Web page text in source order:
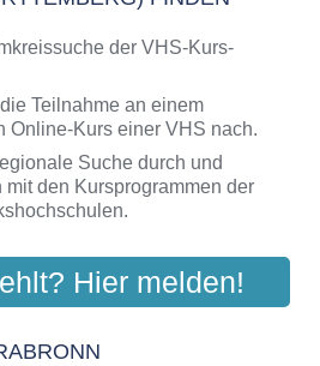
der VHS-Kurs-
Teilnahme an einem
Online-Kurs einer VHS nach.
Suche durch und
mit den Kursprogrammen der
Hier melden!